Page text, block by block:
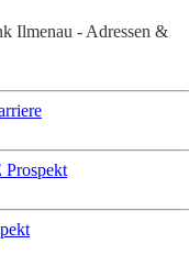
Ilmenau - Adressen &
Prospekt